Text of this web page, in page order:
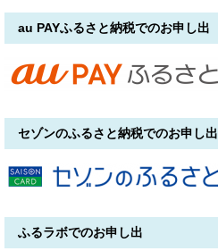
au PAYふるさと納税でのお申し出
セゾンのふるさと納税でのお申し出
ふるラボでのお申し出